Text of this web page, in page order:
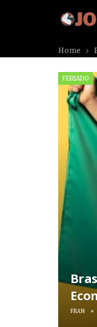
Home
FERIADO
FRAN